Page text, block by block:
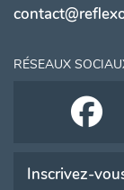
RÉSEAUX
Inscrivez-